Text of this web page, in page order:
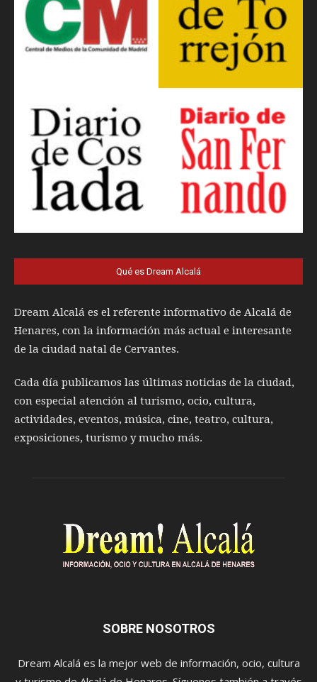
Qué es Dream Alcalá
Dream Alcalá es el referente informativo de Alcalá de
Henares, con la información más actual e interesante
de la ciudad natal de Cervantes.
Cada día publicamos las últimas noticias de la ciudad,
con especial atención al turismo, ocio, cultura,
actividades, eventos, música, cine, teatro, cultura,
exposiciones, turismo y mucho más.
SOBRE NOSOTROS
Dream Alcalá es la mejor web de información, ocio, cultura